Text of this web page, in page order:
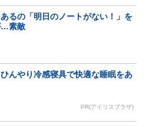
るの「明日のノートがない！」を
…素敵
ひんやり冷感寝具で快適な睡眠をあ
PR(アイリスプラザ)